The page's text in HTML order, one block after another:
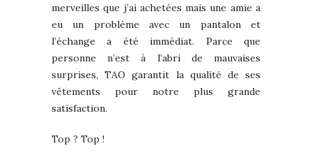
merveilles que j’ai achetées mais une amie a
eu un problème avec un pantalon et
l’échange a été immédiat. Parce que
personne n’est à l’abri de mauvaises
surprises, TAO garantit la qualité de ses
vêtements pour notre plus grande
satisfaction.
Top ? Top !